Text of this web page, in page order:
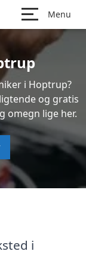
Menu
i Hoptrup?
og gratis
omegn lige her.
i